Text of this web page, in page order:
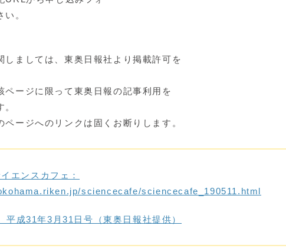
。
ましては、東奥日報社より掲載許可を
ージに限って東奥日報の記事利用を
ージへのリンクは固くお断りします。
エンスカフェ：
sciencecafe/sciencecafe_190511.html
成31年3月31日号（東奥日報社提供）